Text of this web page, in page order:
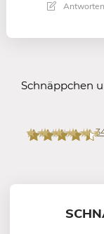
Antworten
Schnäppchen